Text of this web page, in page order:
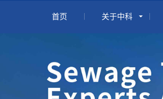
首页 关于中科